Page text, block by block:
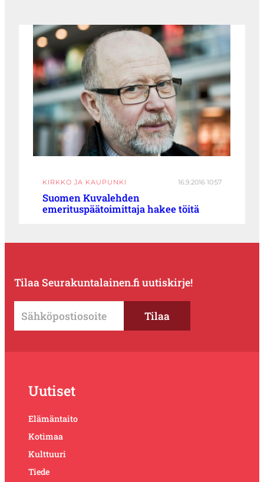
KIRKKO JA KAUPUNKI 16.9.2016 10:57
Suomen Kuvalehden
emerituspäätoimittaja hakee töitä
Tilaa Seurakuntalainen.fi uutiskirje!
Uutiset
Elämäntaito
Kotimaa
Kulttuuri
Tiede